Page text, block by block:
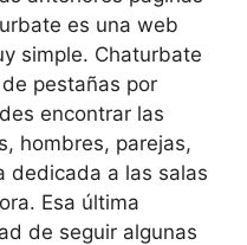
es una web
simple. Chaturbate
pestañas por
encontrar las
hombres, parejas,
dedicada a las salas
Esa última
de seguir algunas